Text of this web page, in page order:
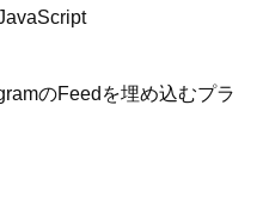
のFeedを埋め込むプラ